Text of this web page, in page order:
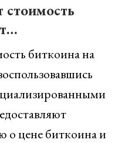
биткоина на
о цене биткоина и